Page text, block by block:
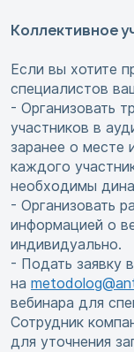
Коллективное
Если вы хотите
специалистов
- Организовать
участников в
заранее о месте
каждого
необходимы
- Организовать
информацией о
индивидуально.
- Подать заявку
на
вебинара для
Сотрудник
для уточнения